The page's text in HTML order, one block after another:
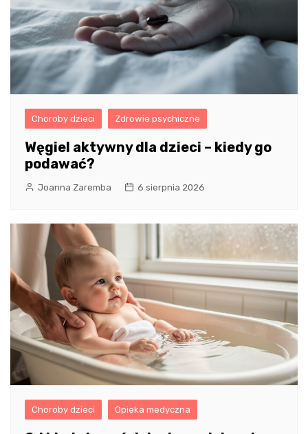
Choroby dzieci Zdrowie psychiczne
Węgiel aktywny dla dzieci – kiedy go
podawać?
Joanna Zaremba 6 sierpnia 2026
Choroby dzieci Opieka medyczna